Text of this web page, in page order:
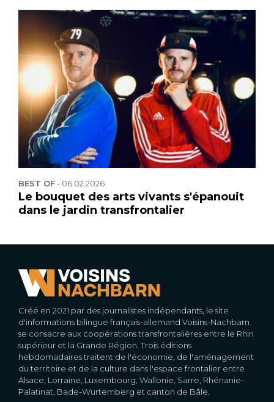
BEST OF- 06.02.2026
Le bouquet des arts vivants s'épanouit
dans le jardin transfrontalier
Créé en 2021 par des journalistes indépendants, le site
d'informations bilingue français-allemand Voisins-Nachbarn
se consacre aux coopérations transfrontalières entre le Rhin
supérieur et la Grande Région. Trois éditions
hebdomadaires traitent de l'économie, de l'aménagement
du territoire et de la culture dans l'espace frontalier entre
Alsace, Lorraine, Luxembourg, Wallonie, Sarre, Rhénanie-
Palatinat, Bade-Wurtemberg et canton de Bâle.